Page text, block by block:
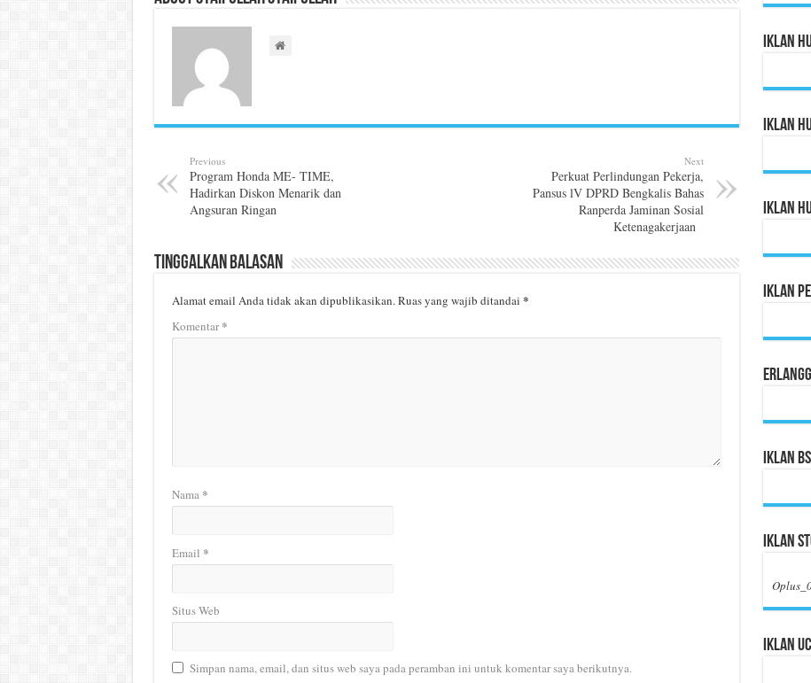
Previous
Program Honda ME- TIME,
Hadirkan Diskon Menarik dan
Angsuran Ringan
Next
Perkuat Perlindungan Pekerja,
Pansus lV DPRD Bengkalis Bahas
Ranperda Jaminan Sosial
Ketenagakerjaan
Tinggalkan Balasan
Alamat email Anda tidak akan dipublikasikan.Ruas yang wajib ditandai *
Komentar*
Nama *
Email *
Situs Web
Simpan nama, email, dan situs web saya pada peramban ini untuk komentar saya berikutnya.
Iklan
Iklan
Iklan
Iklan
Iklan
Iklan
Iklan